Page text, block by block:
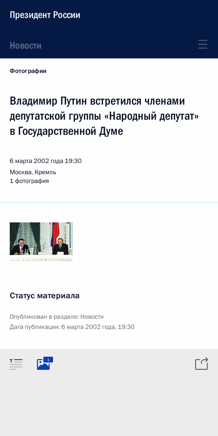
Президент России
Новости
Фотографии
Владимир Путин встретился членами
депутатской группы «Народный депутат»
в Государственной Думе
6 марта 2002 года 19:30
Москва, Кремль
1 фотография
Статус материала
Опубликован в разделе: Новости
Дата публикации:6 марта 2002 года, 19:30
1